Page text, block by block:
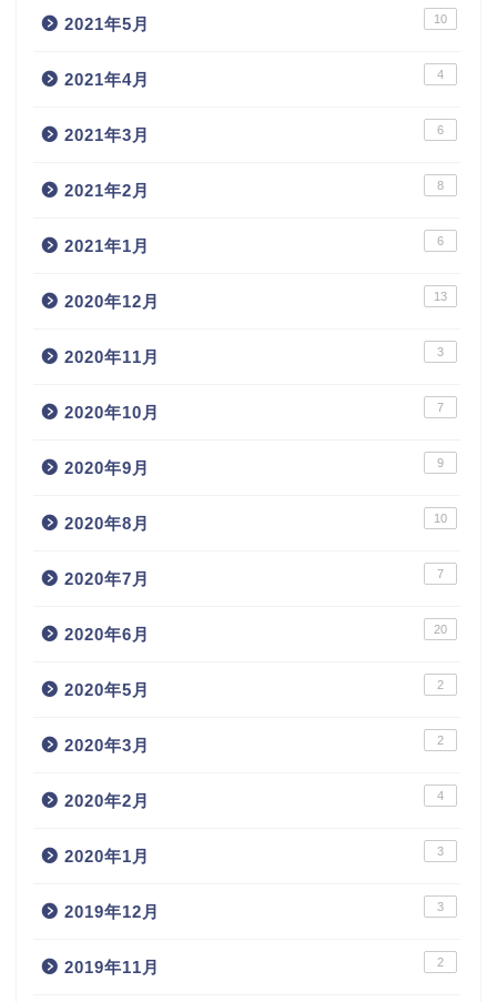
2021年5月 10
2021年4月 4
2021年3月 6
2021年2月 8
2021年1月 6
2020年12月 13
2020年11月 3
2020年10月 7
2020年9月 9
2020年8月 10
2020年7月 7
2020年6月 20
2020年5月 2
2020年3月 2
2020年2月 4
2020年1月 3
2019年12月 3
2019年11月 2